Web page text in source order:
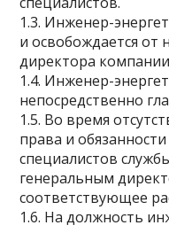
1.3. Инженер-
и освобождается от
директора
1.4. Инженер-
непосредственно
1.5. Во время
права и
специалистов
генеральным
соответствующее
1.6. На должность